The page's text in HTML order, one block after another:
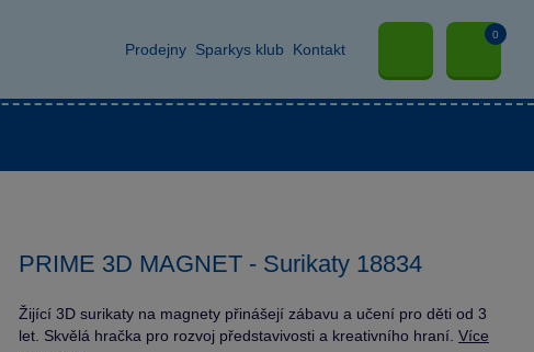
Prodejny Sparkys klub Kontakt
0
PRIME 3D MAGNET - Surikaty 18834
Žijící 3D surikaty na magnety přinášejí zábavu a učení pro děti od 3
let. Skvělá hračka pro rozvoj představivosti a kreativního hraní. Více